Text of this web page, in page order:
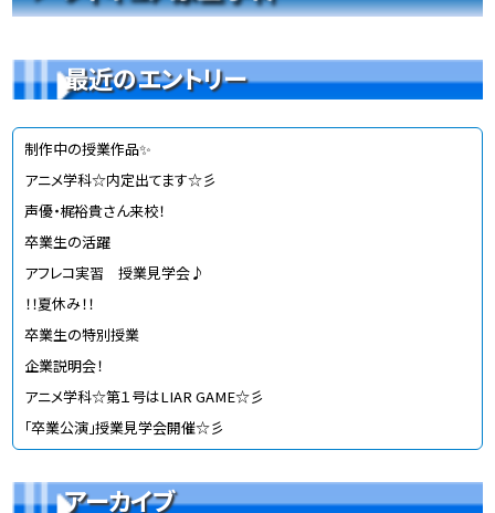
最近のエントリー
制作中の授業作品✨
アニメ学科☆内定出てます☆彡
声優・梶裕貴さん来校！
卒業生の活躍
アフレコ実習 授業見学会♪
！！夏休み！！
卒業生の特別授業
企業説明会！
アニメ学科☆第１号はLIAR GAME☆彡
「卒業公演」授業見学会開催☆彡
アーカイブ